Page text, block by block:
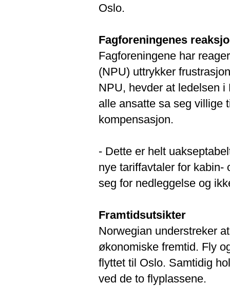
Oslo.
Fagforeningenes
Fagforeningene har
(NPU) uttrykker
NPU, hevder at ledelsen
alle ansatte sa seg villige
kompensasjon.
- Dette er helt
nye tariffavtaler for kabin-
seg for nedleggelse og
Framtidsutsikter
Norwegian understreker
økonomiske fremtid. Fly
flyttet til Oslo. Samtidig
ved de to flyplassene.